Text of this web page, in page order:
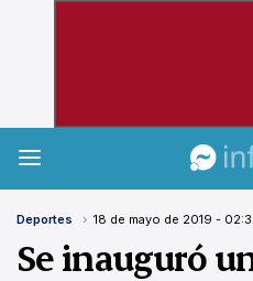
Deportes 18 de mayo de 2019 -
Se inauguró